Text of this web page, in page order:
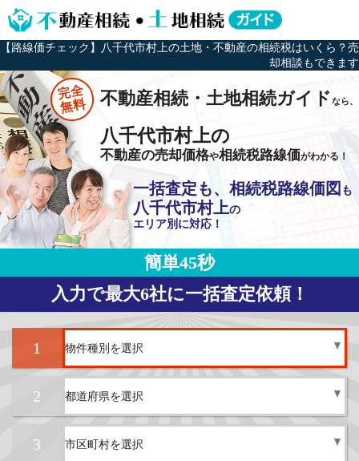
【路線価チェック】八千代市村上の土地・不動産の相続税はいくら？売
却相談もできます
完全
無料 不動産相続・土地相続ガイドなら、
八千代市村上の
不動産の売却価格や相続税路線価がわかる！
一括査定も、相続税路線価図 も
八千代市村上の
エリア別に対応！
簡単45秒
入力で最大6社に一括査定依頼！
1
2
3